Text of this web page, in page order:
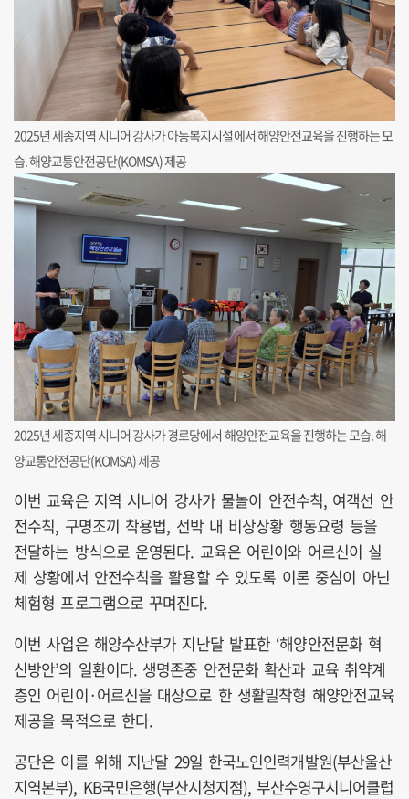
2025년 세종지역 시니어 강사가 아동복지시설에서 해양안전교육을 진행하는 모
습. 해양교통안전공단(KOMSA) 제공
2025년 세종지역 시니어 강사가 경로당에서 해양안전교육을 진행하는 모습. 해
양교통안전공단(KOMSA) 제공
이번 교육은 지역 시니어 강사가 물놀이 안전수칙, 여객선 안
전수칙, 구명조끼 착용법, 선박 내 비상상황 행동요령 등을
전달하는 방식으로 운영된다. 교육은 어린이와 어르신이 실
제 상황에서 안전수칙을 활용할 수 있도록 이론 중심이 아닌
체험형 프로그램으로 꾸며진다.
이번 사업은 해양수산부가 지난달 발표한 ‘해양안전문화 혁
신방안’의 일환이다. 생명존중 안전문화 확산과 교육 취약계
층인 어린이·어르신을 대상으로 한 생활밀착형 해양안전교육
제공을 목적으로 한다.
공단은 이를 위해 지난달 29일 한국노인인력개발원(부산울산
지역본부), KB국민은행(부산시청지점), 부산수영구시니어클럽